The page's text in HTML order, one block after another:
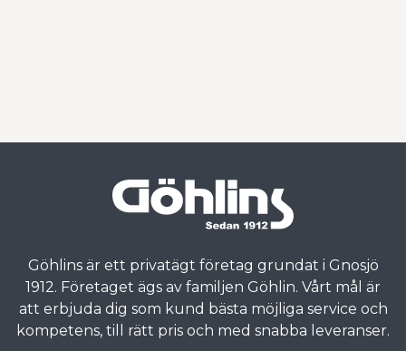
Göhlins är ett privatägt företag grundat i Gnosjö
1912. Företaget ägs av familjen Göhlin. Vårt mål är
att erbjuda dig som kund bästa möjliga service och
kompetens, till rätt pris och med snabba leveranser.